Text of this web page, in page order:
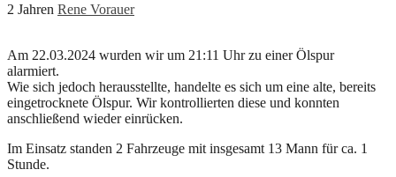
2 Jahren Rene Vorauer
Am 22.03.2024 wurden wir um 21:11 Uhr zu einer Ölspur
alarmiert.
Wie sich jedoch herausstellte, handelte es sich um eine alte, bereits
eingetrocknete Ölspur. Wir kontrollierten diese und konnten
anschließend wieder einrücken.
Im Einsatz standen 2 Fahrzeuge mit insgesamt 13 Mann für ca. 1
Stunde.